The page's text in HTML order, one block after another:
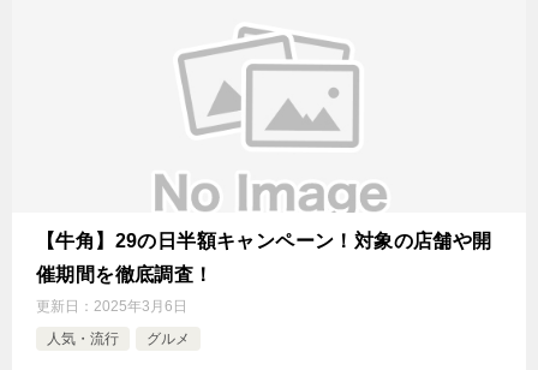
【牛角】29の日半額キャンペーン！対象の店舗や開
催期間を徹底調査！
更新日： 2025年3月6日
人気・流行
グルメ